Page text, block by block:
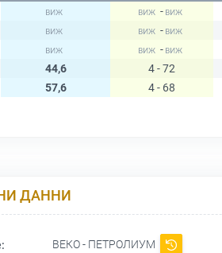
-
-
-
44,6 4 - 72
57,6 4 - 68
ДАННИ
ВЕКО - ПЕТРОЛИУМ